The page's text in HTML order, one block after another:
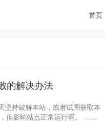
首页
的解决办法
坚持破解本站，或者试图获取本
但影响站点正常运行啊。 ……